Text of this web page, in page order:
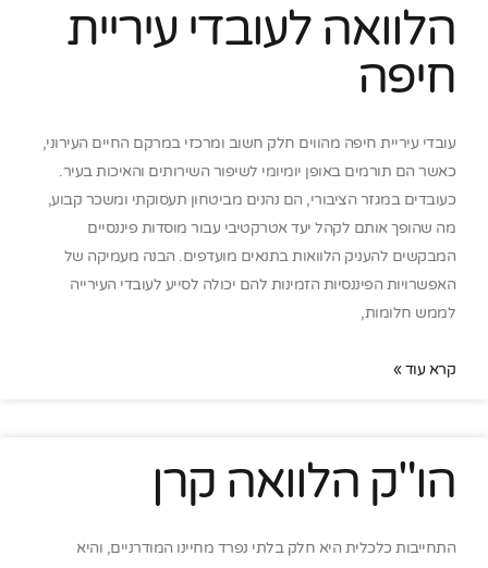
הלוואה לעובדי עיריית
חיפה
עובדי עיריית חיפה מהווים חלק חשוב ומרכזי במרקם החיים העירוני,
כאשר הם תורמים באופן יומיומי לשיפור השירותים והאיכות בעיר.
כעובדים במגזר הציבורי, הם נהנים מביטחון תעסוקתי ומשכר קבוע,
מה שהופך אותם לקהל יעד אטרקטיבי עבור מוסדות פיננסיים
המבקשים להעניק הלוואות בתנאים מועדפים. הבנה מעמיקה של
האפשרויות הפיננסיות הזמינות להם יכולה לסייע לעובדי העירייה
לממש חלומות,
קרא עוד »
הו"ק הלוואה קרן
התחייבות כלכלית היא חלק בלתי נפרד מחיינו המודרניים, והיא